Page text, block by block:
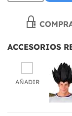
ACCESORIOS
AÑADIR